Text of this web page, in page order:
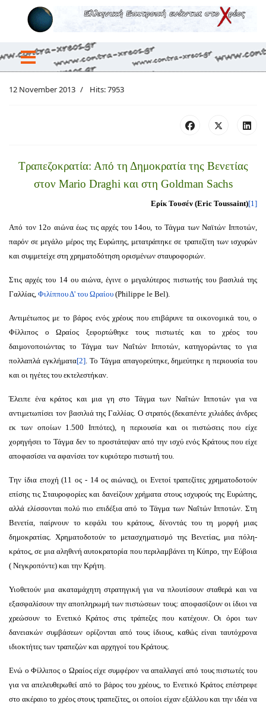
12 November 2013 Hits: 7953
Τραπεζοκρατία: Από τη Δημοκρατία της Βενετίας
στον Mario Draghi και στη Goldman Sachs
Ερίκ Τουσέν (Eric Toussaint)[1]
Από τον 12ο αιώνα έως τις αρχές του 14ου, το Τάγμα των Ναϊτών Ιπποτών,
παρόν σε μεγάλο μέρος της Ευρώπης, μετατράπηκε σε τραπεζίτη των ισχυρών
και συμμετείχε στη χρηματοδότηση ορισμένων σταυροφοριών.
Στις αρχές του 14 ου αιώνα, έγινε ο μεγαλύτερος πιστωτής του βασιλιά της
Γαλλίας, Φιλίππου Δ' του Ωραίου (Philippe le Bel).
Αντιμέτωπος με το βάρος ενός χρέους που επιβάρυνε τα οικονομικά του, ο
Φίλλιπος ο Ωραίος ξεφορτώθηκε τους πιστωτές και το χρέος του
δαιμονοποιώντας το Τάγμα των Ναΐτών Ιπποτών, κατηγορώντας το για
πολλαπλά εγκλήματα[2]. Το Τάγμα απαγορεύτηκε, δημεύτηκε η περιουσία του
και οι ηγέτες του εκτελεστήκαν.
Έλειπε ένα κράτος και μια γη στο Τάγμα των Ναΐτών Ιπποτών για να
αντιμετωπίσει τον βασιλιά της Γαλλίας. Ο στρατός (δεκαπέντε χιλιάδες άνδρες
εκ των οποίων 1.500 Ιππότες), η περιουσία και οι πιστώσεις που είχε
χορηγήσει το Τάγμα δεν το προστάτεψαν από την ισχύ ενός Κράτους που είχε
αποφασίσει να αφανίσει τον κυριότερο πιστωτή του.
Την ίδια εποχή (11 ος - 14 ος αιώνας), οι Ενετοί τραπεζίτες χρηματοδοτούν
επίσης τις Σταυροφορίες και δανείζουν χρήματα στους ισχυρούς της Ευρώπης,
αλλά ελίσσονται πολύ πιο επιδέξια από το Τάγμα των Ναΐτών Ιπποτών. Στη
Βενετία, παίρνουν το κεφάλι του κράτους, δίνοντάς του τη μορφή μιας
δημοκρατίας. Χρηματοδοτούν το μετασχηματισμό της Βενετίας, μια πόλη-
κράτος, σε μια αληθινή αυτοκρατορία που περιλαμβάνει τη Κύπρο, την Εύβοια
( Νεγκροπόντε) και την Κρήτη.
Υιοθετούν μια ακαταμάχητη στρατηγική για να πλουτίσουν σταθερά και να
εξασφαλίσουν την αποπληρωμή των πιστώσεων τους: αποφασίζουν οι ίδιοι να
χρεώσουν το Ενετικό Κράτος στις τράπεζες που κατέχουν. Οι όροι των
δανειακών συμβάσεων ορίζονται από τους ίδιους, καθώς είναι ταυτόχρονα
ιδιοκτήτες των τραπεζών και αρχηγοί του Κράτους.
Ενώ ο Φίλλιπος ο Ωραίος είχε συμφέρον να απαλλαγεί από τους πιστωτές του
για να απελευθερωθεί από το βάρος του χρέους, το Ενετικό Κράτος επέστρεφε
στο ακέραιο το χρέος στους τραπεζίτες, οι οποίοι είχαν εξάλλου και την ιδέα να